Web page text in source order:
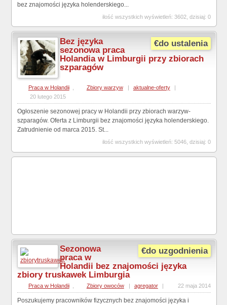
bez znajomości języka holenderskiego...
ilość wszystkich wyświetleń: 3602, dzisiaj: 0
€do ustalenia
Bez języka
sezonowa praca
Holandia w Limburgii przy zbiorach
szparagów
Praca w Holandii , Zbiory warzyw aktualne-oferty
20 lutego 2015
Ogłoszenie sezonowej pracy w Holandii przy zbiorach warzyw-
szparagów. Oferta z Limburgii bez znajomości języka holenderskiego.
Zatrudnienie od marca 2015. St...
ilość wszystkich wyświetleń: 5046, dzisiaj: 0
€do uzgodnienia
Sezonowa
praca w
Holandii bez znajomości języka
zbiory truskawek Limburgia
Praca w Holandii Zbiory owoców agregator 22 maja 2014
Poszukujemy pracowników fizycznych bez znajomości języka i